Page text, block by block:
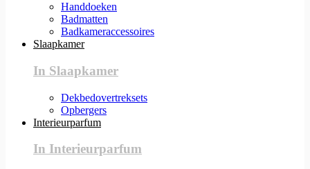
Handdoeken
Badmatten
Badkameraccessoires
Slaapkamer
In Slaapkamer
Dekbedovertreksets
Opbergers
Interieurparfum
In Interieurparfum